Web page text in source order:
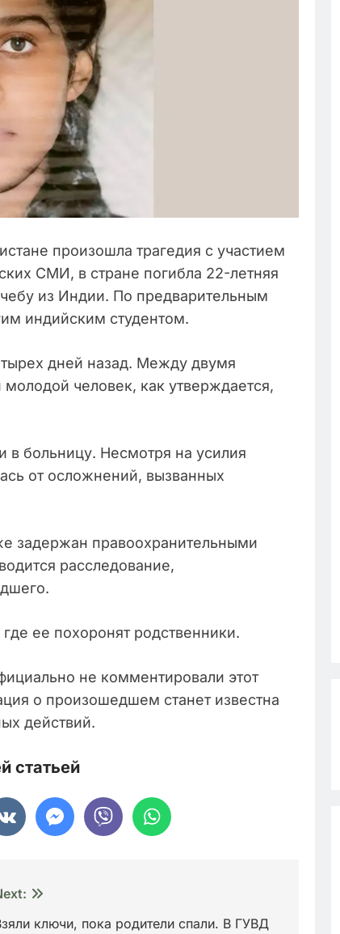
произошла трагедия с участием
СМИ, в стране погибла 22-летняя
из Индии. По предварительным
индийским студентом.
дней назад. Между двумя
человек, как утверждается,
больницу. Несмотря на усилия
от осложнений, вызванных
задержан правоохранительными
расследование,
ее похоронят родственники.
не комментировали этот
о произошедшем станет известна
действий.
статьей
ключи, пока родители спали. В ГУВД